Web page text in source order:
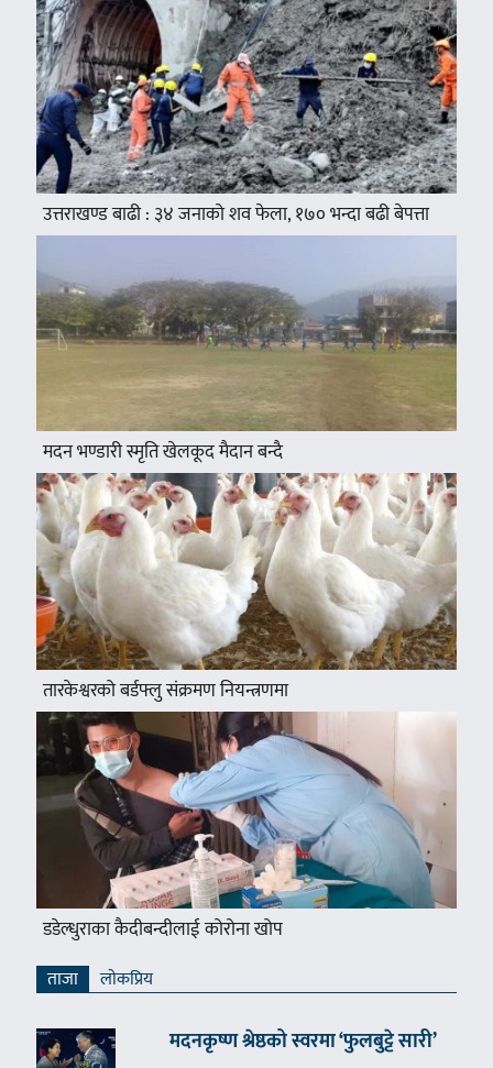
उत्तराखण्ड बाढी : ३४ जनाको शव फेला, १७० भन्दा बढी बेपत्ता
मदन भण्डारी स्मृति खेलकूद मैदान बन्दै
तारकेश्वरको बर्डफ्लु संक्रमण नियन्त्रणमा
डडेल्धुराका कैदीबन्दीलाई कोरोना खोप
ताजा लाेकप्रिय
मदनकृष्ण श्रेष्ठको स्वरमा ‘फुलबुट्टे सारी’